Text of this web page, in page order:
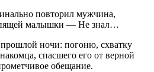
повторил мужчина,
малышки — Не знал…
ночи: погоню, схватку
спасшего его от верной
обещание.